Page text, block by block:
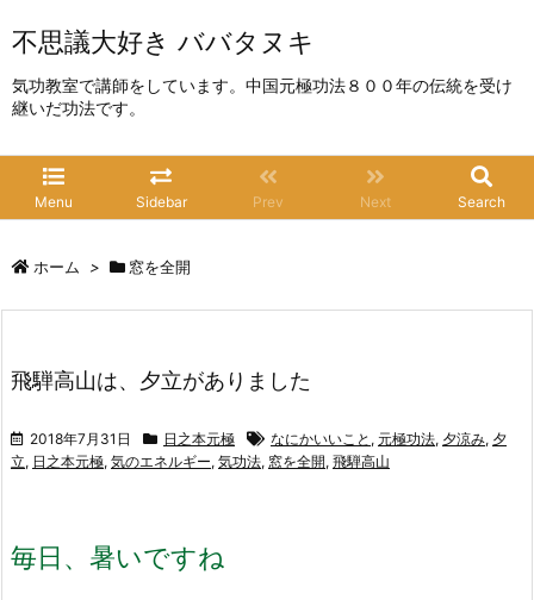
不思議大好き ババタヌキ
気功教室で講師をしています。中国元極功法８００年の伝統を受け
継いだ功法です。
Menu Sidebar Prev Next Search
ホーム > 窓を全開
飛騨高山は、夕立がありました
2018年7月31日 日之本元極 なにかいいこと , 元極功法, 夕涼み, 夕
立, 日之本元極, 気のエネルギー, 気功法, 窓を全開, 飛騨高山
毎日、暑いですね